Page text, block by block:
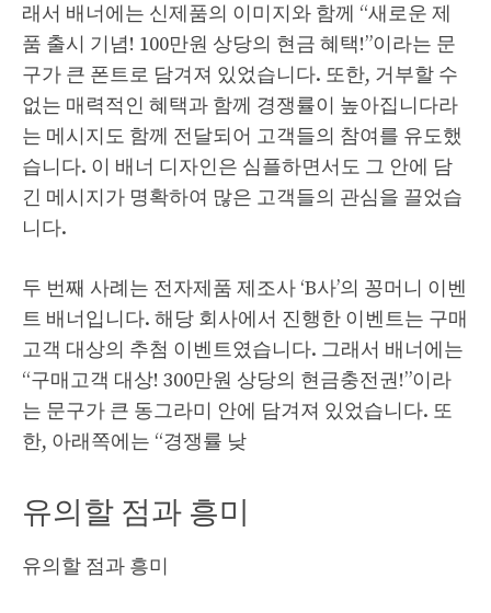
래서 배너에는 신제품의 이미지와 함께 “새로운 제
품 출시 기념! 100만원 상당의 현금 혜택!”이라는 문
구가 큰 폰트로 담겨져 있었습니다. 또한, 거부할 수
없는 매력적인 혜택과 함께 경쟁률이 높아집니다라
는 메시지도 함께 전달되어 고객들의 참여를 유도했
습니다. 이 배너 디자인은 심플하면서도 그 안에 담
긴 메시지가 명확하여 많은 고객들의 관심을 끌었습
니다.
두 번째 사례는 전자제품 제조사 ‘B사’의 꽁머니 이벤
트 배너입니다. 해당 회사에서 진행한 이벤트는 구매
고객 대상의 추첨 이벤트였습니다. 그래서 배너에는
“구매고객 대상! 300만원 상당의 현금충전권!”이라
는 문구가 큰 동그라미 안에 담겨져 있었습니다. 또
한, 아래쪽에는 “경쟁률 낮
유의할 점과 흥미
유의할 점과 흥미